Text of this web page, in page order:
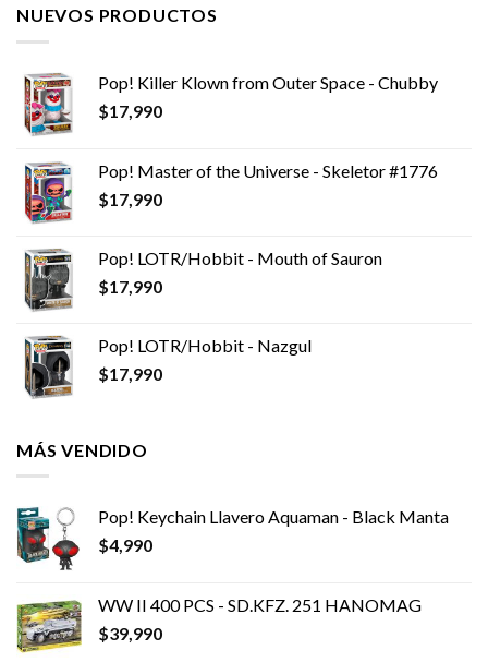
NUEVOS PRODUCTOS
Pop! Killer Klown from Outer Space - Chubby
$17,990
Pop! Master of the Universe - Skeletor #1776
$17,990
Pop! LOTR/Hobbit - Mouth of Sauron
$17,990
Pop! LOTR/Hobbit - Nazgul
$17,990
MÁS VENDIDO
Pop! Keychain Llavero Aquaman - Black Manta
$4,990
WW II 400 PCS - SD.KFZ. 251 HANOMAG
$39,990